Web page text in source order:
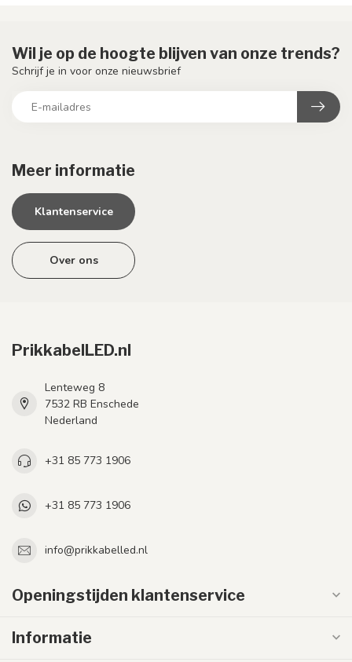
Meer informatie
Klantenservice
Over ons
Wil je op de hoogte blijven van onze trends?
Schrijf je in voor onze nieuwsbrief
PrikkabelLED.nl
Lenteweg 8
7532 RB Enschede
Nederland
+31 85 773 1906
+31 85 773 1906
info@prikkabelled.nl
Openingstijden klantenservice
Informatie